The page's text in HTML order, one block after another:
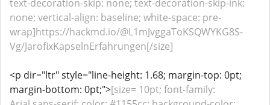
text-decoration-skip: none; text-decoration-skip-ink:
none; vertical-align: baseline; white-space: pre-
wrap]https://hackmd.io/@L1mJvggaToKSQWYKG8S-
Vg/JarofixKapselnErfahrungen[/size]
<p dir="ltr" style="line-height: 1.68; margin-top: 0pt;
margin-bottom: 0pt;">[size= 10pt; font-family: